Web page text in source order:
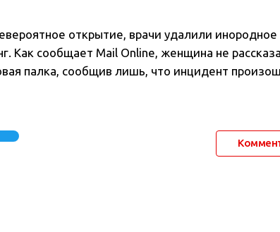
открытие, врачи удалили инородное
Как сообщает Mail Online, женщина не
палка, сообщив лишь, что инцидент